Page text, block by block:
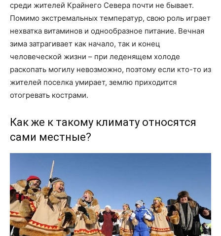
среди жителей Крайнего Севера почти не бывает.
Помимо экстремальных температур, свою роль играет
нехватка витаминов и однообразное питание. Вечная
зима затрагивает как начало, так и конец
человеческой жизни – при леденящем холоде
раскопать могилу невозможно, поэтому если кто-то из
жителей поселка умирает, землю приходится
отогревать кострами.
Как же к такому климату относятся
сами местные?